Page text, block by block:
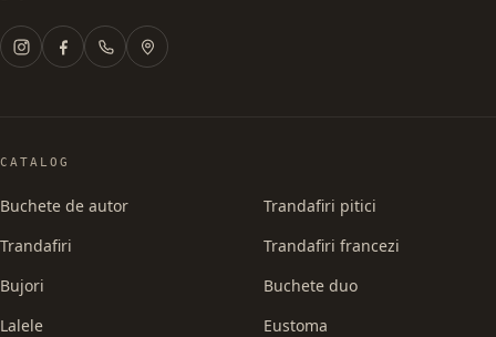
CATALOG
Buchete de autor
Trandafiri
Bujori
Lalele
Trandafiri pitici
Trandafiri francezi
Buchete duo
Eustoma